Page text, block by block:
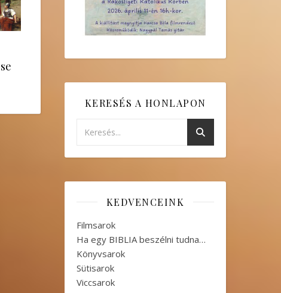
KERESÉS A HONLAPON
KEDVENCEINK
Filmsarok
Ha egy BIBLIA beszélni tudna…
Könyvsarok
Sütisarok
Viccsarok